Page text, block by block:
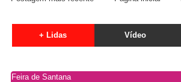
+ Lidas Vídeo
Feira de Santana